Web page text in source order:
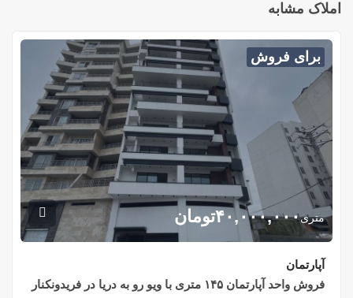
املاک مشابه
برای فروش
متری۴۰,۰۰۰,۰۰۰تومان
آپارتمان
فروش واحد آپارتمان ۱۴۵ متری با ویو رو به دریا در فریدونکنار